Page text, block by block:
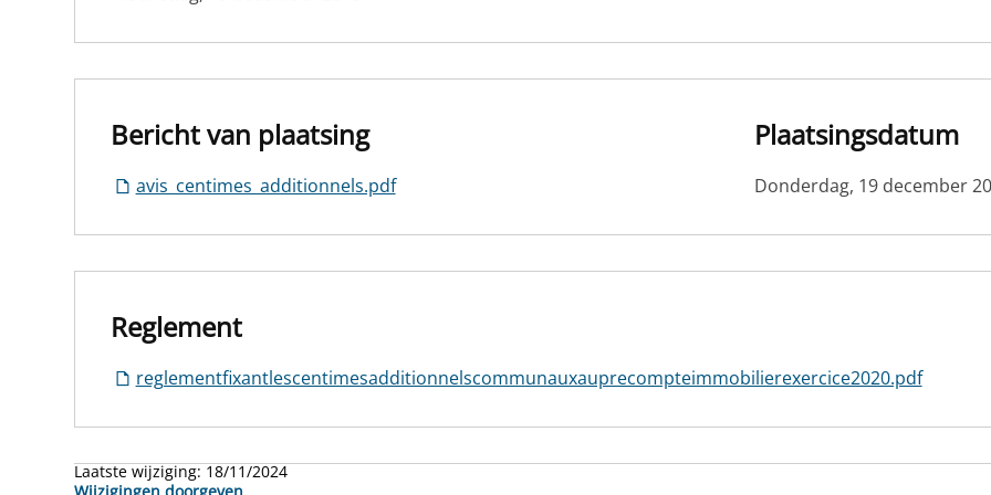
Bericht van plaatsing
avis_centimes_additionnels.pdf
Plaatsingsdatum
Donderdag, 19 december
Reglement
reglementfixantlescentimesadditionnelscommunauxauprecompteimmobilierexercice2020.pdf
Laatste wijziging: 18/11/2024